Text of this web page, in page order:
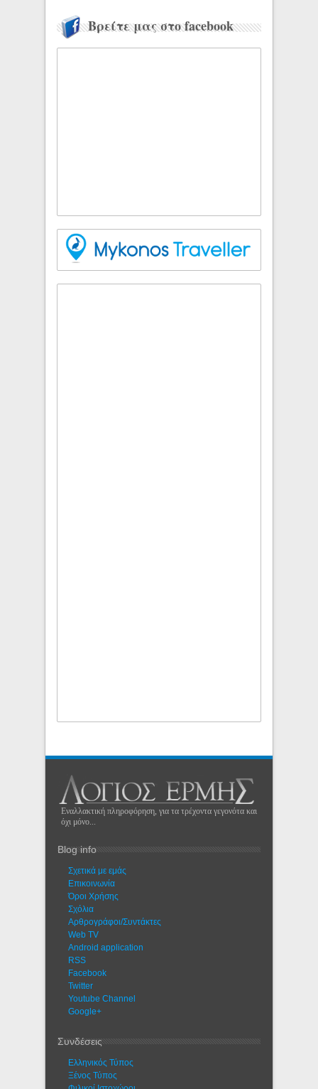
Βρείτε μας στο facebook
Εναλλακτική πληροφόρηση, για τα τρέχοντα γεγονότα και
όχι μόνο...
Blog info
Σχετικά με εμάς
Eπικοινωνία
Όροι Χρήσης
Σχόλια
Αρθρογράφοι/Συντάκτες
Web TV
Android application
RSS
Facebook
Twitter
Youtube Channel
Google+
Συνδέσεις
Ελληνικός Τύπος
Ξένος Τύπος